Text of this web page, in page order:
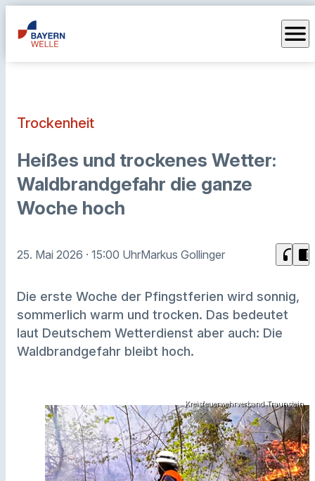
menu
Trockenheit
Heißes und trockenes Wetter:
Waldbrandgefahr die ganze
Woche hoch
25. Mai 2026 · 15:00 UhrMarkus Gollinger headphones chrome_reader_mode
Die erste Woche der Pfingstferien wird sonnig,
sommerlich warm und trocken. Das bedeutet
laut Deutschem Wetterdienst aber auch: Die
Waldbrandgefahr bleibt hoch.
Kreisfeuerwehrverband Traunstein